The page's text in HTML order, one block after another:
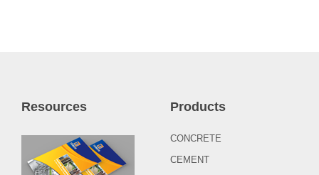
Resources Products
CONCRETE
CEMENT